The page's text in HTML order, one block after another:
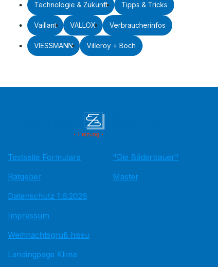
Technologie & Zukunft Tipps & Tricks
Vaillant VALLOX Verbraucherinfos
VIESSMANN Villeroy + Boch
Testseite Formulare
Ratgeber
Datenschutz 1.6.2026
Impressum
Weihnachtsgruß hissu
Landingpage Klima
"Die Bäderbauer"
Master